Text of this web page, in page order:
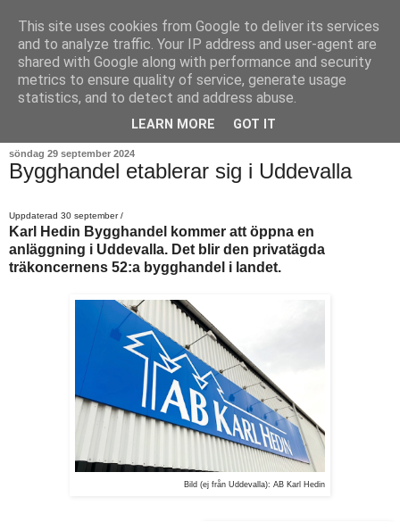
söndag 29 september 2024
Bygghandel etablerar sig i Uddevalla
Uppdaterad 30 september /
Karl Hedin Bygghandel kommer att öppna en
anläggning i Uddevalla. Det blir den privatägda
träkoncernens 52:a bygghandel i landet.
Bild (ej från Uddevalla): AB Karl Hedin
This site uses cookies from Google to deliver its services
and to analyze traffic. Your IP address and user-agent are
shared with Google along with performance and security
metrics to ensure quality of service, generate usage
statistics, and to detect and address abuse.
LEARN MORE GOT IT